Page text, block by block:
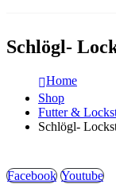
Schlögl-
Home
Shop
Futter &
Schlögl-
Facebook Youtube